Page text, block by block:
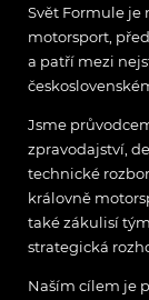
Svět Formule je
motorsport,
a patří mezi
Jsme
zpravodajství,
technické
královně
také zákulisí
strategická
Naším cílem je